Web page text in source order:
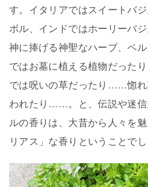
す。イタリアではスイートバ
ボル、インドではホーリーバ
神に捧げる神聖なハーブ、ペ
ではお墓に植える植物だった
では呪いの草だったり……惚れ
われたり……。と、伝説や迷信
ルの香りは、大昔から人々を
リアス」な香りということでし